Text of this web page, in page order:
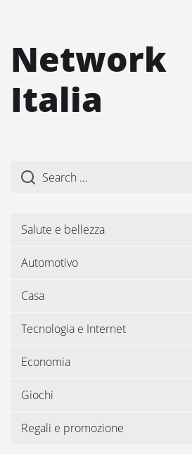
Network
Italia
Salute e bellezza
Automotivo
Casa
Tecnologia e Internet
Economia
Giochi
Regali e promozione